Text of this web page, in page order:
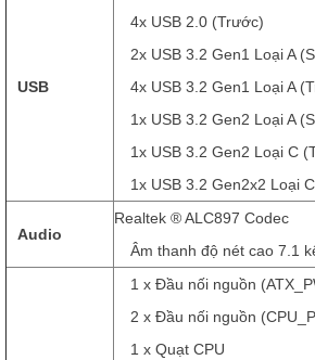
USB
4x USB 2.0 (Trước)
2x USB 3.2 Gen1 Loại A
4x USB 3.2 Gen1 Loại A
1x USB 3.2 Gen2 Loại A
1x USB 3.2 Gen2 Loại C
1x USB 3.2 Gen2x2 Loại
Audio
Realtek ® ALC897 Codec
Âm thanh độ nét cao 7.1
1 x Đầu nối nguồn
2 x Đầu nối nguồn
1 x Quạt CPU